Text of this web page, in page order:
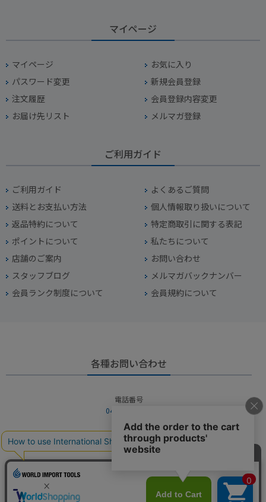
マイページ
マイページ
お気に入り
パスワード変更
新規会員登録
注文履歴
会員登録内容変更
お届け先リスト
メルマガ登録
ご利用ガイド
ご利用ガイド
よくあるご質問
送料とお支払い方法
個人情報取り扱いについて
返品特約について
特定商取引に関する表記
ポイントについて
私たちについて
店舗のご案内
お問い合わせ
スタッフブログ
メルマガバックナンバー
会員ランク制度について
会員規約について
各種お問い合わせ
電話番号
045-949-2451
営業時間
10：00～19：00
お問い合わせフォームからお問い合わせ